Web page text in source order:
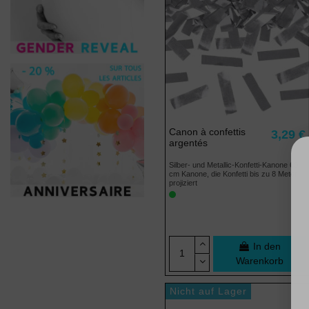
Canon à confettis
argentés
3,29 €
Silber- und Metallic-Konfetti-Kanone 60
cm Kanone, die Konfetti bis zu 8 Meter
projiziert
In den
Warenkorb
Nicht auf Lager